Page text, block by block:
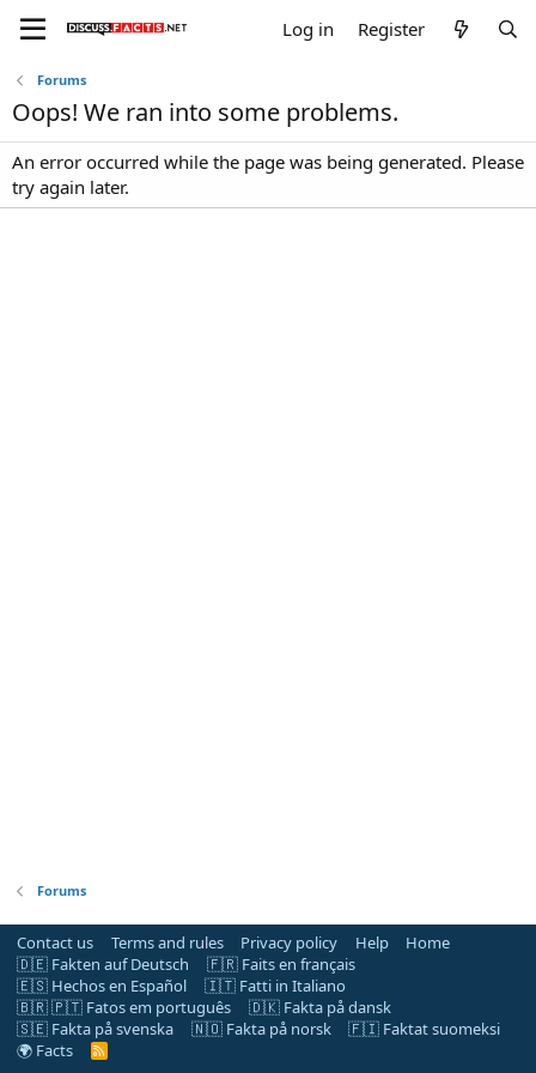
Log in Register
Forums
Oops! We ran into some problems.
An error occurred while the page was being generated. Please
try again later.
Forums
Contact us Terms and rules Privacy policy Help
Home
🇩🇪 Fakten auf Deutsch
🇫🇷 Faits en français
🇪🇸 Hechos en Español
🇮🇹 Fatti in Italiano
🇧🇷 🇵🇹 Fatos em português
🇩🇰 Fakta på dansk
🇸🇪 Fakta på svenska
🇳🇴 Fakta på norsk
🇫🇮 Faktat suomeksi
🌍 Facts
R